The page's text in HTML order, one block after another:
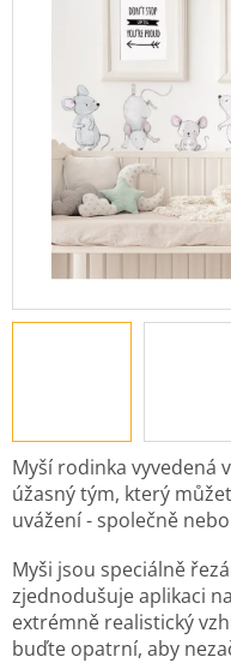
Myší rodinka vyvedená
úžasný tým, který
uvážení - společně
Myši jsou speciálně
zjednodušuje aplikaci
extrémně realistický
buďte opatrní, aby